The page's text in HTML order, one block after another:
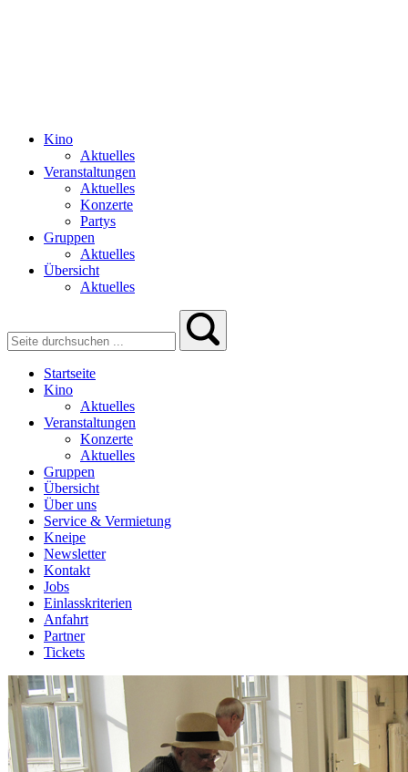
Kino
Aktuelles
Veranstaltungen
Aktuelles
Konzerte
Partys
Gruppen
Aktuelles
Übersicht
Aktuelles
Startseite
Kino
Aktuelles
Veranstaltungen
Konzerte
Aktuelles
Gruppen
Übersicht
Über uns
Service & Vermietung
Kneipe
Newsletter
Kontakt
Jobs
Einlasskriterien
Anfahrt
Partner
Tickets